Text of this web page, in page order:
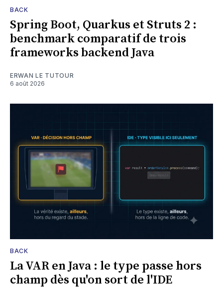
BACK
Spring Boot, Quarkus et Struts 2 :
benchmark comparatif de trois
frameworks backend Java
ERWAN LE TUTOUR
6 août 2026
BACK
La VAR en Java : le type passe hors
champ dès qu'on sort de l'IDE